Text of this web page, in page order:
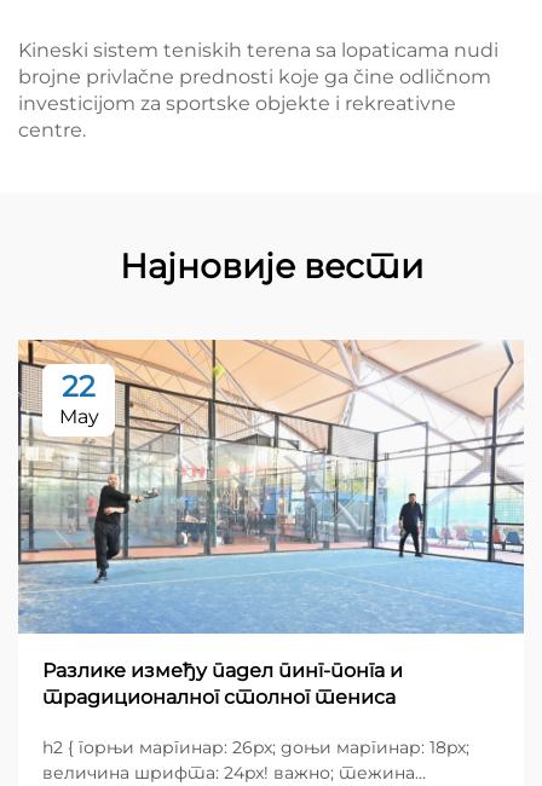
Падел Корт 004
Корт Кров 006
Kineski sistem teniskih terena sa lopaticama nudi
brojne privlačne prednosti koje ga čine odličnom
investicijom za sportske objekte i rekreativne
centre.
Најновије вести
22
May
Разлике између падел пинг-понга и
традиционалног столног тениса
h2 { горњи маргинар: 26px; доњи маргинар: 18px;
величина шрифта: 24px! важно; тежина